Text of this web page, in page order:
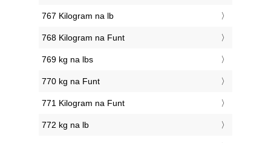
767 Kilogram na lb
768 Kilogram na Funt
769 kg na lbs
770 kg na Funt
771 Kilogram na Funt
772 kg na lb